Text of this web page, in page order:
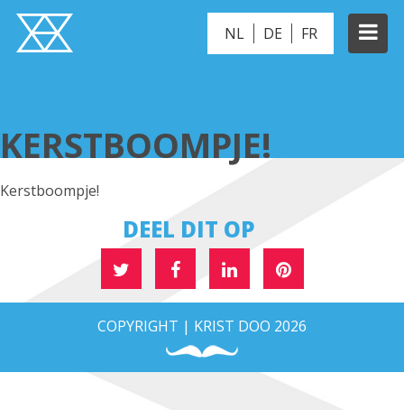
NL DE FR
KERSTBOOMPJE!
Kerstboompje!
DEEL DIT OP
COPYRIGHT | KRIST DOO 2026